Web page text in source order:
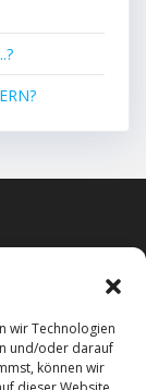
wir Technologien
und/oder darauf
können wir